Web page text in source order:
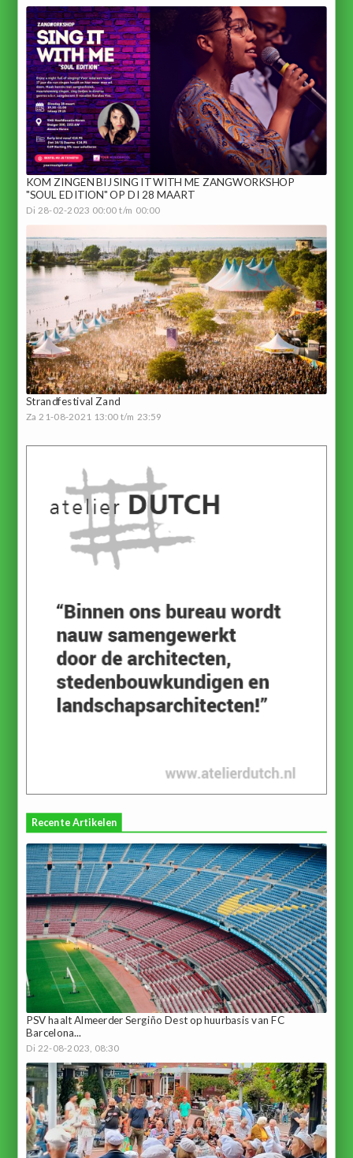
KOM ZINGEN BIJ SING IT WITH ME ZANGWORKSHOP
"SOUL EDITION" OP DI 28 MAART
Di 28-02-2023 00:00 t/m 00:00
Strandfestival Zand
Za 21-08-2021 13:00 t/m 23:59
Recente Artikelen
PSV haalt Almeerder Sergiño Dest op huurbasis van FC
Barcelona...
Di 22-08-2023, 08:30